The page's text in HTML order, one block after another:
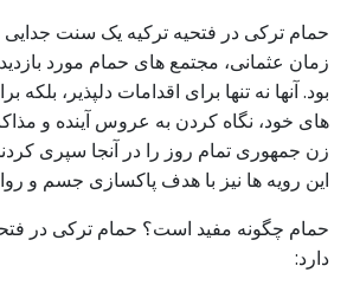
حمام ترکی در فتحیه ترکیه یک سنت جدایی
زمان عثمانی، مجتمع های حمام مورد
بود. آنها نه تنها برای اقدامات دلپذیر،
های خود، نگاه کردن به عروس آینده و
زن جمهوری تمام روز را در آنجا سپری
این رویه ها نیز با هدف پاکسازی جسم و
حمام چگونه مفید است؟ حمام ترکی در
دارد: